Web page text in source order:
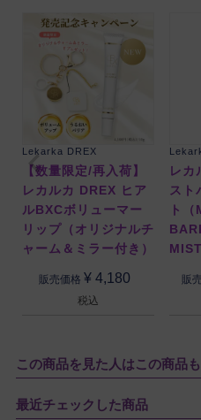
Lekarka DREX
【数量限定/再入荷】
レカルカ DREX ヒア
ルBXCボリューマー
リップ（オリジナルチ
ャーム＆ミラー付き）
販売価格 ¥ 4,180
税込
レカ
スト
ト
MIST
販
この商品を見た人はこの商品
最近チェックした商品